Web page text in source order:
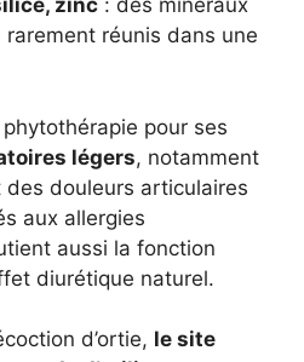
zinc : des minéraux
rarement réunis dans une
pour ses
légers, notamment
douleurs articulaires
aux allergies
aussi la fonction
diurétique naturel.
d’ortie, le site